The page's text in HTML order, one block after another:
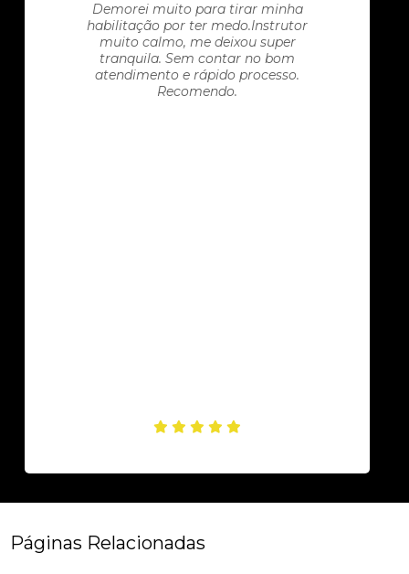
Demorei muito para tirar minha
habilitação por ter medo.Instrutor
muito calmo, me deixou super
tranquila. Sem contar no bom
atendimento e rápido processo.
Recomendo.
Páginas Relacionadas